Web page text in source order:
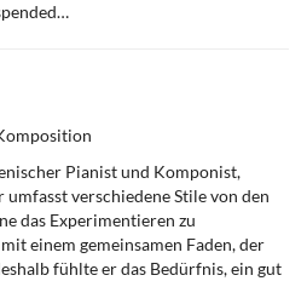
Pianist und Komponist,
umfasst verschiedene Stile von den
das Experimentieren zu
einem gemeinsamen Faden, der
fühlte er das Bedürfnis, ein gut